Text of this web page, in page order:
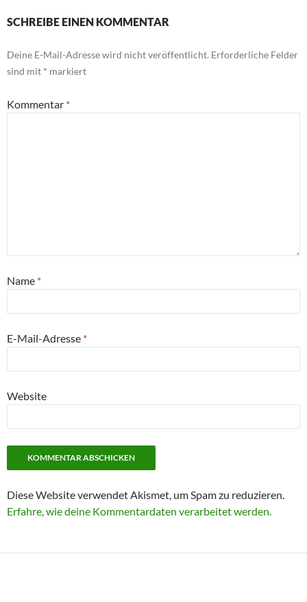
SCHREIBE EINEN KOMMENTAR
Deine E-Mail-Adresse wird nicht veröffentlicht. Erforderliche Felder
sind mit * markiert
Kommentar *
Name *
E-Mail-Adresse *
Website
Diese Website verwendet Akismet, um Spam zu reduzieren.
Erfahre, wie deine Kommentardaten verarbeitet werden.